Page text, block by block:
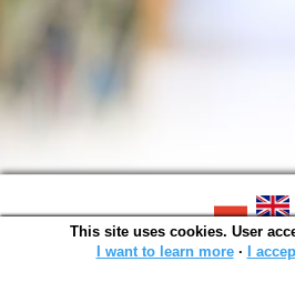
SOWA OPAC v. 6.11.10
Generated in 0,0014 s.
This site uses cookies. User
I want to learn more∙ I